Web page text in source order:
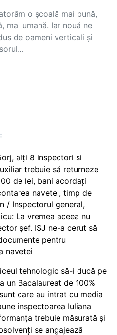
o şcoală mai bună,
mai umană. Iar nouă ne
de oameni verticali şi
alți 8 inspectori și
trebuie să returneze
de lei, bani acordați
navetei, timp de
/ Inspectorul general,
La vremea aceea nu
șef. ISJ ne-a cerut să
pentru
navetei
tehnologic să-i ducă pe
un Bacalaureat de 100%
care au intrat cu media
inspectoarea Iuliana
trebuie măsurată și
se angajează